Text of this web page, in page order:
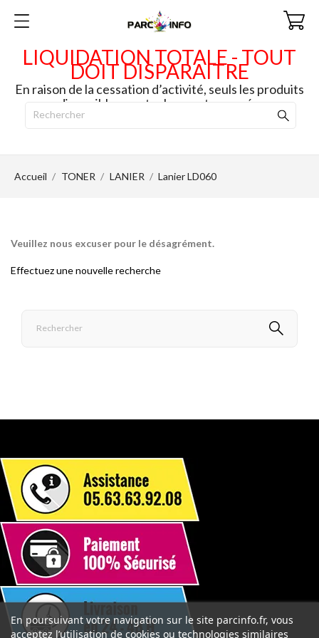
LIQUIDATION TOTALE - TOUT
DOIT DISPARAITRE
En raison de la cessation d’activité, seuls les produits
disponibles en stock seront envoyés.
Accueil TONER LANIER Lanier LD060
Veuillez nous excuser pour le désagrément.
Effectuez une nouvelle recherche
En poursuivant votre navigation sur le site parcinfo.fr, vous
acceptez l’utilisation de cookies ou technologies similaires